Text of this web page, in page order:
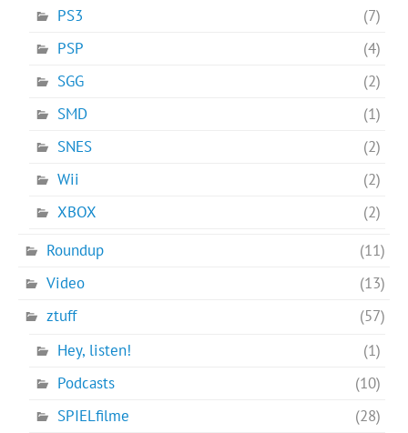
PS3
(7)
PSP
(4)
SGG
(2)
SMD
(1)
SNES
(2)
Wii
(2)
XBOX
(2)
Roundup
(11)
Video
(13)
ztuff
(57)
Hey, listen!
(1)
Podcasts
(10)
SPIELfilme
(28)